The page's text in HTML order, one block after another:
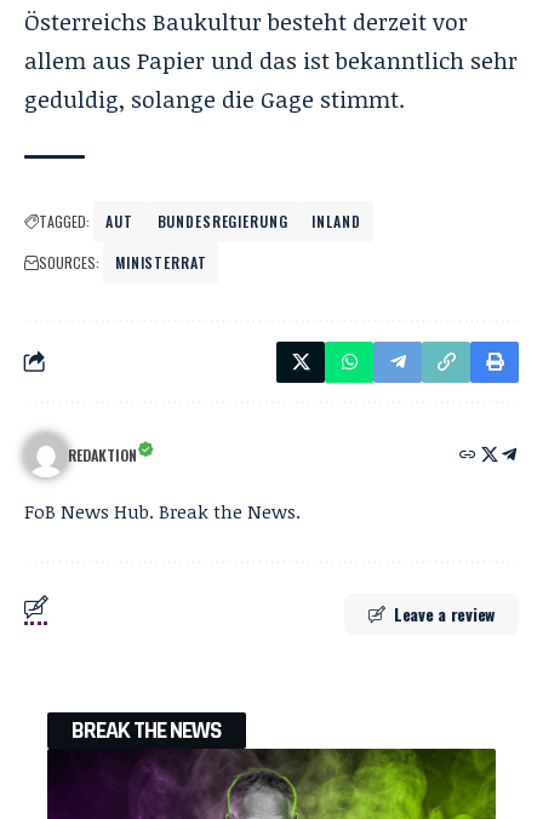
Österreichs Baukultur besteht derzeit vor
allem aus Papier und das ist bekanntlich sehr
geduldig, solange die Gage stimmt.
TAGGED: AUT BUNDESREGIERUNG
INLAND
SOURCES:
MINISTERRAT
REDAKTION
FoB News Hub. Break the News.
Leave a review
BREAK THE NEWS